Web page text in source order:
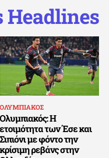
ΟΛΥΜΠΙΑΚΟΣ
Ολυμπιακός: Η
ετοιμότητα των Έσε και
Σιπιόνι με φόντο την
κρίσιμη ρεβάνς στην